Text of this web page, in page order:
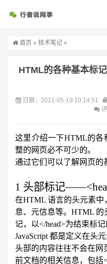
首页 » 技术笔记 »
HTML的各种基本标
日期：2012-05-19 10:14:51
这里介绍一下HTML的各
整的网页必不可少的。
通过它们可以了解网页的
1 头部标记——
在HTML 语言的头元素中
息、元信息等。 HTML 的
记，以</head>为结束标记
JavaScript 都是定义在头
头部的内容往往不会在网
前文档的相关信息，包括